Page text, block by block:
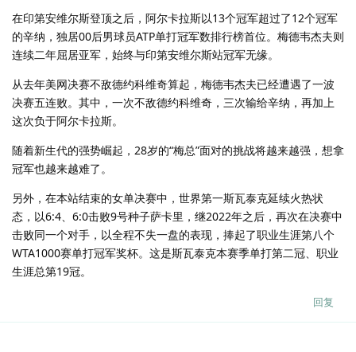
在印第安维尔斯登顶之后，阿尔卡拉斯以13个冠军超过了12个冠军
的辛纳，独居00后男球员ATP单打冠军数排行榜首位。梅德韦杰夫则
连续二年屈居亚军，始终与印第安维尔斯站冠军无缘。
从去年美网决赛不敌德约科维奇算起，梅德韦杰夫已经遭遇了一波
决赛五连败。其中，一次不敌德约科维奇，三次输给辛纳，再加上
这次负于阿尔卡拉斯。
随着新生代的强势崛起，28岁的“梅总”面对的挑战将越来越强，想拿
冠军也越来越难了。
另外，在本站结束的女单决赛中，世界第一斯瓦泰克延续火热状
态，以6:4、6:0击败9号种子萨卡里，继2022年之后，再次在决赛中
击败同一个对手，以全程不失一盘的表现，捧起了职业生涯第八个
WTA1000赛单打冠军奖杯。这是斯瓦泰克本赛季单打第二冠、职业
生涯总第19冠。
回复